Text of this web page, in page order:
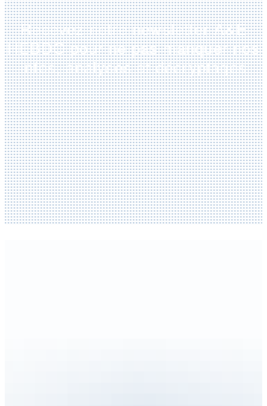
Recevez notre newsletter A&E
HEBDO pour ne pas manquer nos
infos, analyses et décryptages